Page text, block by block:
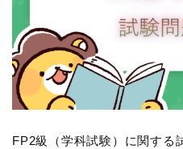
FP2級（学科試験）に関する